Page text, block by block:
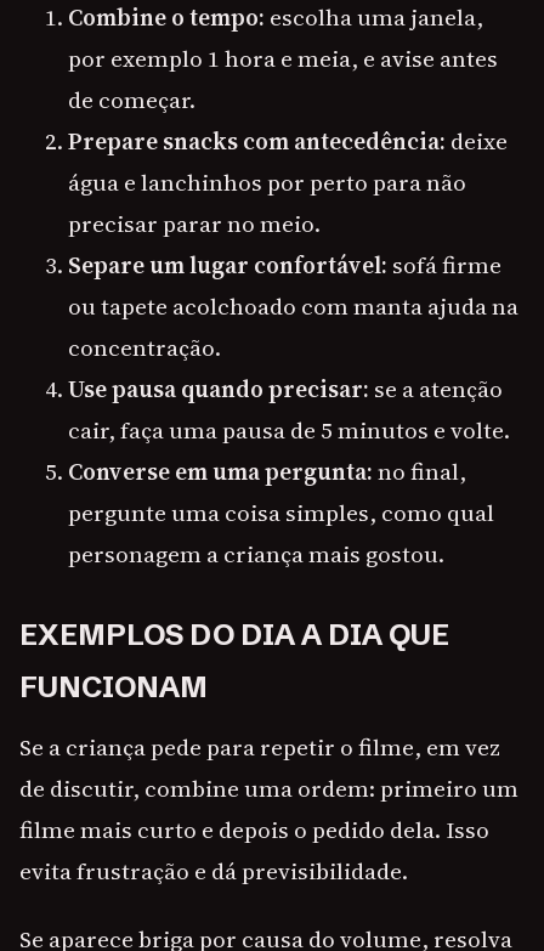
Combine o tempo: escolha uma janela,
por exemplo 1 hora e meia, e avise antes
de começar.
Prepare snacks com antecedência: deixe
água e lanchinhos por perto para não
precisar parar no meio.
Separe um lugar confortável: sofá firme
ou tapete acolchoado com manta ajuda na
concentração.
Use pausa quando precisar: se a atenção
cair, faça uma pausa de 5 minutos e volte.
Converse em uma pergunta:no final,
pergunte uma coisa simples, como qual
personagem a criança mais gostou.
EXEMPLOS DO DIA A DIA QUE
FUNCIONAM
Se a criança pede para repetir o filme, em vez
de discutir, combine uma ordem: primeiro um
filme mais curto e depois o pedido dela. Isso
evita frustração e dá previsibilidade.
Se aparece briga por causa do volume, resolva